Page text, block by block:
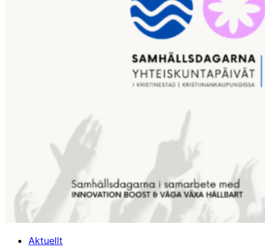
perspektiv på säkerhetspolitik och en föränderlig
Aktuellt